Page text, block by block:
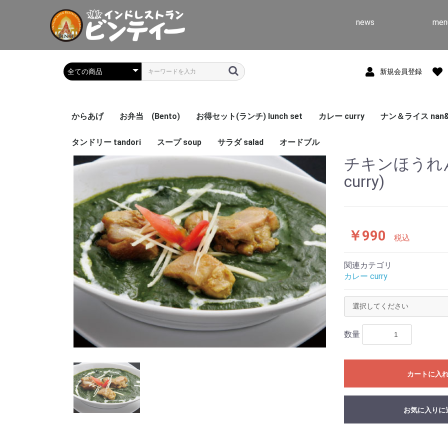
news
新規会員登録
からあげ お弁当 (Bento) お得セット(ランチ) lunch set カレー curry ナン＆ライス
タンドリー tandori スープ soup サラダ salad オードブル
チキンほうれ
curry)
￥990 税込
関連カテゴリ
カレー curry
数量
カートに入
お気に入りに